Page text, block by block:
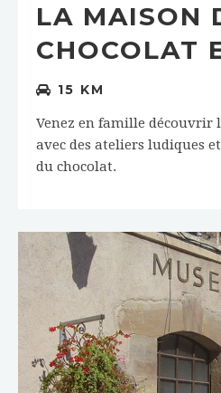
LA MAISON
CHOCOLAT
15 KM
Venez en famille découvrir
avec des ateliers ludiques
du chocolat.